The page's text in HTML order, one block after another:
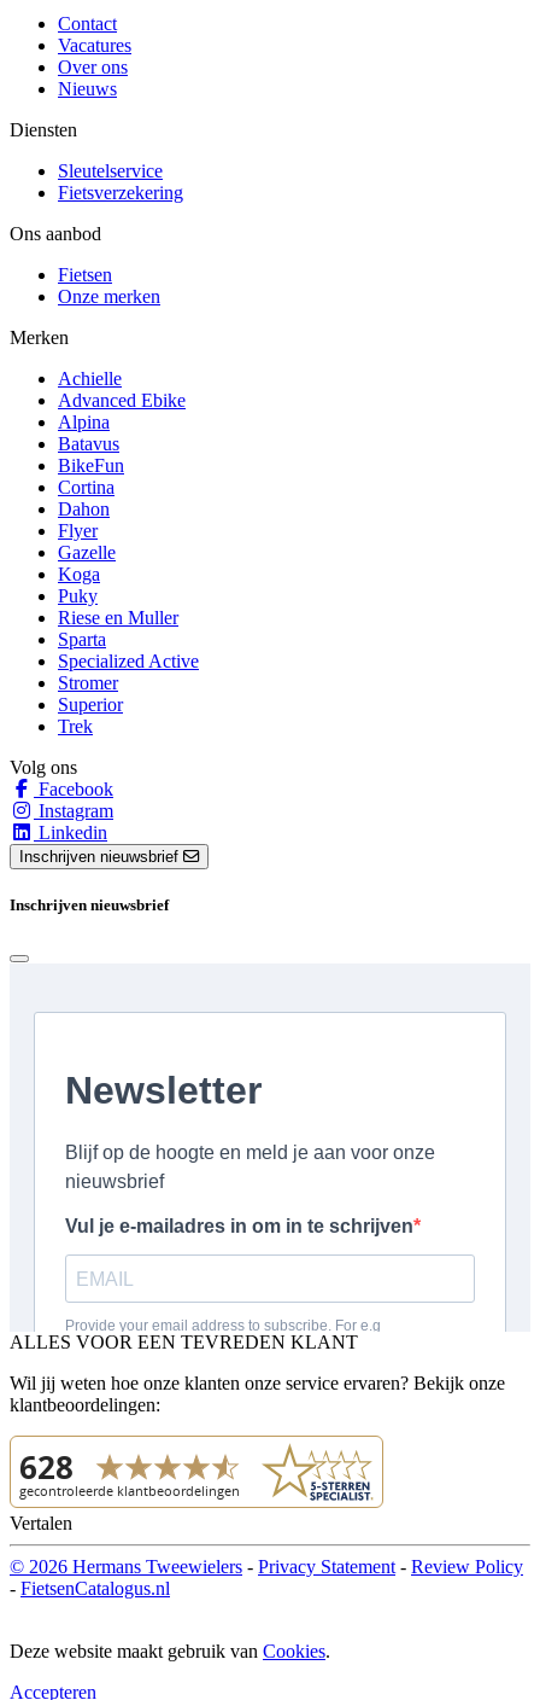
Contact
Vacatures
Over ons
Nieuws
Diensten
Sleutelservice
Fietsverzekering
Ons aanbod
Fietsen
Onze merken
Merken
Achielle
Advanced Ebike
Alpina
Batavus
BikeFun
Cortina
Dahon
Flyer
Gazelle
Koga
Puky
Riese en Muller
Sparta
Specialized Active
Stromer
Superior
Trek
Volg ons
Facebook
Instagram
Linkedin
Inschrijven nieuwsbrief
Inschrijven nieuwsbrief
ALLES VOOR EEN TEVREDEN KLANT
Wil jij weten hoe onze klanten onze service ervaren? Bekijk onze
klantbeoordelingen:
Vertalen
© 2026 Hermans Tweewielers - Privacy Statement - Review Policy
- FietsenCatalogus.nl
Deze website maakt gebruik van Cookies.
Accepteren